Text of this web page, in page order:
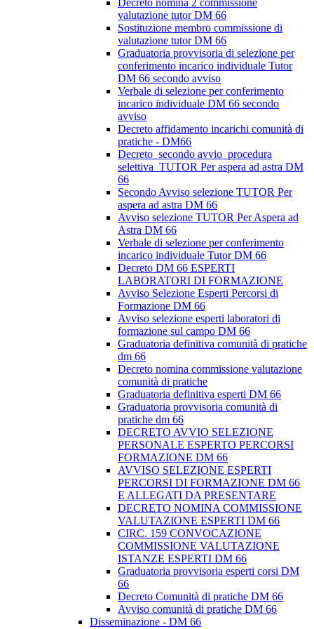
Decreto nomina 2 commissione
valutazione tutor DM 66
Sostituzione membro commissione di
valutazione tutor DM 66
Graduatoria provvisoria di selezione per
conferimento incarico individuale Tutor
DM 66 secondo avviso
Verbale di selezione per conferimento
incarico individuale DM 66 secondo
avviso
Decreto affidamento incarichi comunità di
pratiche - DM66
Decreto_secondo avvio_procedura
selettiva_TUTOR Per aspera ad astra DM
66
Secondo Avviso selezione TUTOR Per
aspera ad astra DM 66
Avviso selezione TUTOR Per Aspera ad
Astra DM 66
Verbale di selezione per conferimento
incarico individuale Tutor DM 66
Decreto DM 66 ESPERTI
LABORATORI DI FORMAZIONE
Avviso Selezione Esperti Percorsi di
Formazione DM 66
Avviso selezione esperti laboratori di
formazione sul campo DM 66
Graduatoria definitiva comunità di pratiche
dm 66
Decreto nomina commissione valutazione
comunità di pratiche
Graduatoria definitiva esperti DM 66
Graduatoria provvisoria comunità di
pratiche dm 66
DECRETO AVVIO SELEZIONE
PERSONALE ESPERTO PERCORSI
FORMAZIONE DM 66
AVVISO SELEZIONE ESPERTI
PERCORSI DI FORMAZIONE DM 66
E ALLEGATI DA PRESENTARE
DECRETO NOMINA COMMISSIONE
VALUTAZIONE ESPERTI DM 66
CIRC. 159 CONVOCAZIONE
COMMISSIONE VALUTAZIONE
ISTANZE ESPERTI DM 66
Graduatoria provvisoria esperti corsi DM
66
Decreto Comunità di pratiche DM 66
Avviso comunità di pratiche DM 66
Disseminazione - DM 66